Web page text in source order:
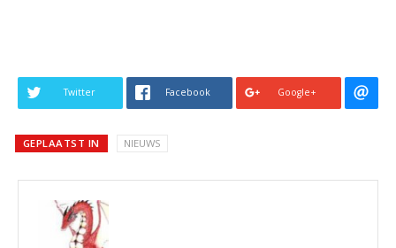
Twitter Facebook Google+
GEPLAATST IN NIEUWS